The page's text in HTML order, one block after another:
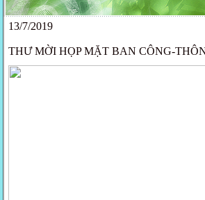
13/7/2019
THƯ MỜI HỌP MẶT BAN CÔNG-